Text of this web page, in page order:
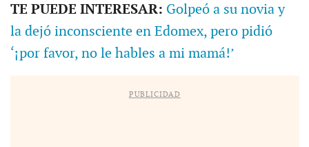
TE PUEDE INTERESAR: Golpeó a su novia y
la dejó inconsciente en Edomex, pero pidió
‘¡por favor, no le hables a mi mamá!’
PUBLICIDAD